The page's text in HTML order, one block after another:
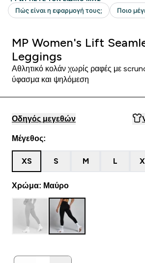
MP Women's Lift
Leggings
Αθλητικό κολάν χωρίς ραφές με
ύφασμα και ψηλόμεση
Οδηγός μεγεθών
Μέγεθος:
XS S M L
Χρώμα: Μαύρο